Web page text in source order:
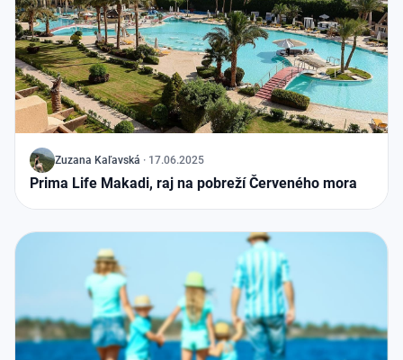
J Zuzana Kaľavská · 17.06.2025
Prima Life Makadi, raj na pobreží Červeného mora